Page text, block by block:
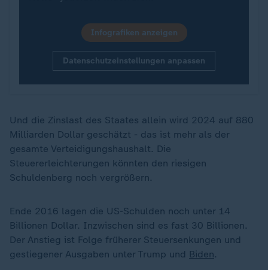
Infografiken anzeigen
Datenschutzeinstellungen anpassen
Und die Zinslast des Staates allein wird 2024 auf 880
Milliarden Dollar geschätzt - das ist mehr als der
gesamte Verteidigungshaushalt. Die
Steuererleichterungen könnten den riesigen
Schuldenberg noch vergrößern.
Ende 2016 lagen die US-Schulden noch unter 14
Billionen Dollar. Inzwischen sind es fast 30 Billionen.
Der Anstieg ist Folge früherer Steuersenkungen und
gestiegener Ausgaben unter Trump und Biden.